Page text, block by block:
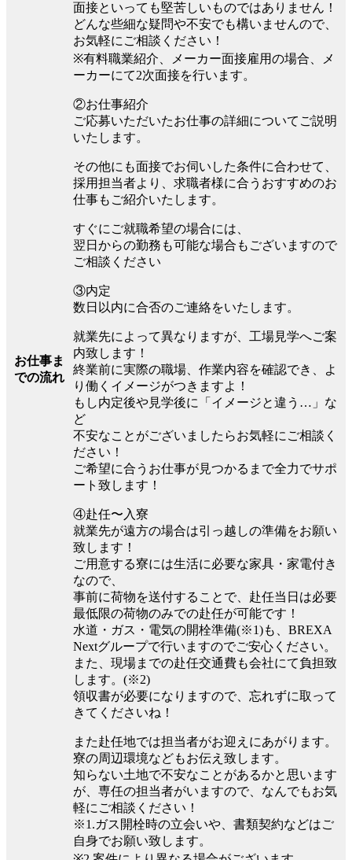
お仕事ま
での流れ
面接といっても堅苦しいものではありません！
どんな些細な疑問や不安でも構いませんので、
お気軽にご相談ください！
※有料職業紹介、メーカー面接雇用の場合、メ
ーカーにて2次面接を行います。
②お仕事紹介
ご応募いただいたお仕事の詳細についてご説明
いたします。
その他にも面接でお伺いした条件に合わせて、
採用担当者より、求職者様に合うおすすめのお
仕事もご紹介いたします。
すぐにご就職希望の場合には、
翌日からの勤務も可能な場合もございますので
ご相談ください
③内定
数日以内に合否のご連絡をいたします。
就業先によって異なりますが、工場見学へご案
内致します！
終業前に実際の職場、作業内容を確認でき、よ
り働くイメージがつきますよ！
もし内定後や見学後に「イメージと違う…」な
ど
不安なことがございましたらお気軽にご相談く
ださい！
ご希望に合うお仕事が見つかるまで全力でサポ
ート致します！
④赴任〜入寮
就業先が遠方の場合は引っ越しの準備をお願い
致します！
ご用意する寮には生活に必要な家具・家電付き
なので、
事前に荷物を送付することで、赴任当日は必要
最低限の荷物のみでの赴任が可能です！
水道・ガス・電気の開栓準備(※1)も、BREXA
Nextグループで行いますのでご安心ください。
また、現場までの赴任交通費も会社にて負担致
します。(※2)
領収書が必要になりますので、忘れずに取って
きてくださいね！
また赴任地では担当者がお迎えにあがります。
寮の周辺環境などもお伝え致します。
知らない土地で不安なことがあるかと思います
が、専任の担当者がいますので、なんでもお気
軽にご相談ください！
※1.ガス開栓時の立会いや、書類契約などはご
自身でお願い致します。